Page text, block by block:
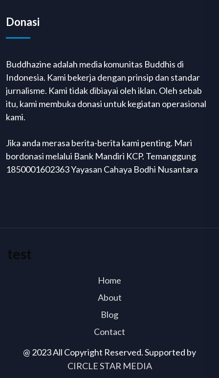
Donasi
Buddhazine adalah media komunitas Buddhis di
Indonesia. Kami bekerja dengan prinsip dan standar
jurnalisme. Kami tidak dibiayai oleh iklan. Oleh sebab
itu, kami membuka donasi untuk kegiatan operasional
kami.
Jika anda merasa berita-berita kami penting. Mari
bordonasi melalui Bank Mandiri KCP. Temanggung
1850001602363 Yayasan Cahaya Bodhi Nusantara
@ 2023 All Copyright Reserved. Supported by
CIRCLE STAR MEDIA
test
Home
About
Blog
Contact